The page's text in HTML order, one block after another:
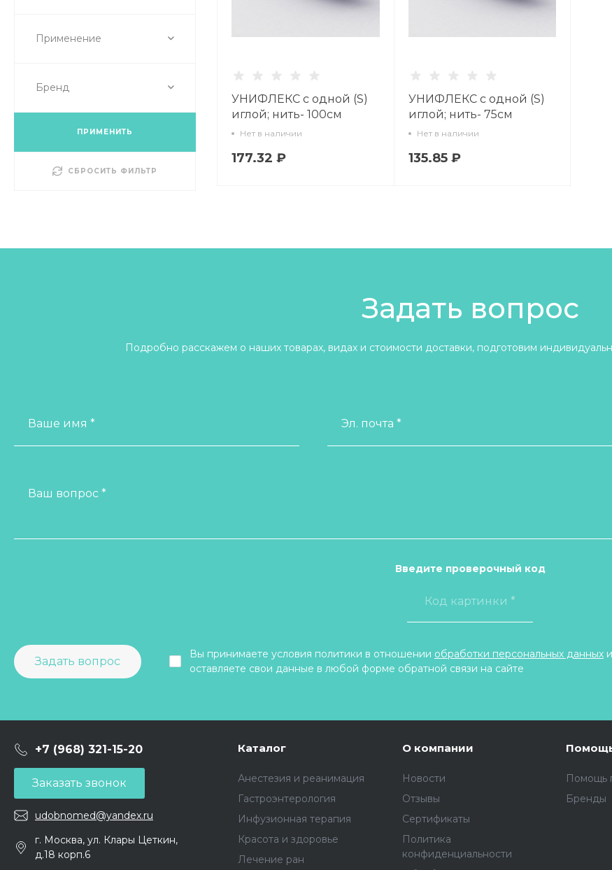
Применение
Бренд
ПРИМЕНИТЬ
СБРОСИТЬ ФИЛЬТР
реанимация
Лечение ран
Хирургия
УНИФЛЕКС с одной (S)
иглой; нить- 100см
Нет в наличии
177.32 ₽
УНИФЛЕКС с одной (S)
иглой; нить- 75см
Нет в наличии
135.85 ₽
Задать вопрос
Подробно расскажем о наших товарах, видах и стоимости доставки, подготовим
Ваше имя * Эл. почта *
Ваш вопрос *
Введите проверочный код
Задать вопрос
Вы принимаете условия политики в отношении обработки персональных данных и
оставляете свои данные в любой форме обратной связи на сайте
+7 (968) 321-15-20
Заказать звонок
udobnomed@yandex.ru
г. Москва, ул. Клары Цеткин,
д.18 корп.6
Каталог
Анестезия и реанимация
Гастроэнтерология
Инфузионная терапия
Красота и здоровье
Лечение ран
О компании
Новости
Отзывы
Сертификаты
Политика
конфиденциальности
Помощь
Бренды